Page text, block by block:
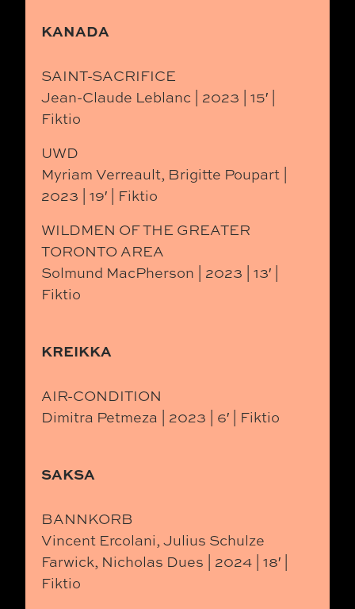
KANADA
SAINT-SACRIFICE
Jean-Claude Leblanc | 2023 | 15′ |
Fiktio
UWD
Myriam Verreault, Brigitte Poupart |
2023 | 19′ | Fiktio
WILDMEN OF THE GREATER
TORONTO AREA
Solmund MacPherson | 2023 | 13′ |
Fiktio
KREIKKA
AIR-CONDITION
Dimitra Petmeza | 2023 | 6′ | Fiktio
SAKSA
BANNKORB
Vincent Ercolani, Julius Schulze
Farwick, Nicholas Dues | 2024 | 18′ |
Fiktio